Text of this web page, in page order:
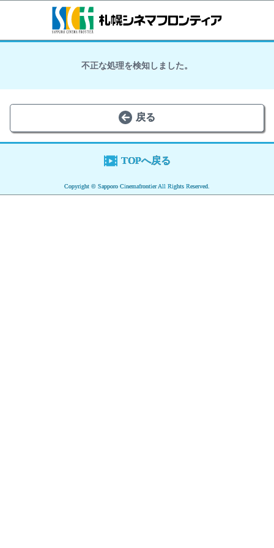
不正な処理を検知しました。
戻る
TOPへ戻る
Copyright © Sapporo Cinemafrontier All Rights Reserved.